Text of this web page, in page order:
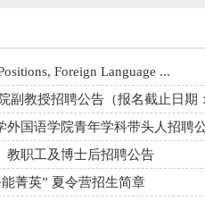
Foreign Language ...
副教授招聘公告（报名截止日期
外国语学院青年学科带头人招聘
教职工及博士后招聘公告
菁英” 夏令营招生简章